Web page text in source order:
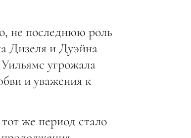
не последнюю роль
Дизеля и Дуэйна
угрожала
и уважения к
же период стало